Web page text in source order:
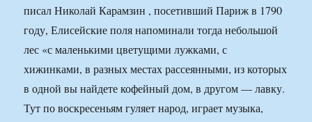
писал Николай Карамзин , посетивший Париж в 1790
году, Елисейские поля напоминали тогда небольшой
лес «с маленькими цветущими лужками, с
хижинками, в разных местах рассеянными, из которых
в одной вы найдете кофейный дом, в другом — лавку.
Тут по воскресеньям гуляет народ, играет музыка,